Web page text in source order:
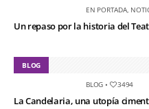
EN PORTADA,
Un repaso por la historia del
BLOG
BLOG • 3494
La Candelaria, una utopía